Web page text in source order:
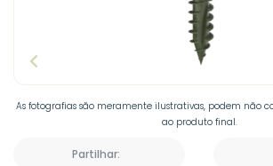
As fotografias são meramente ilustrativas, podem não
ao produto final.
Partilhar: